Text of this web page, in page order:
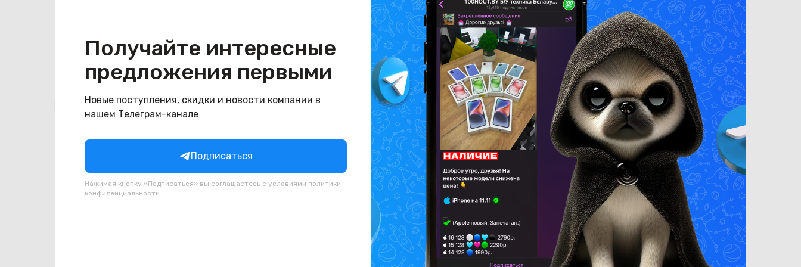
Получайте интересные
предложения первыми
Новые поступления, скидки и новости компании в
нашем Телеграм-канале
Подписаться
Нажимая кнопку «Подписаться» вы соглашаетесь с условиями политики
конфиденциальности
Похожие товары